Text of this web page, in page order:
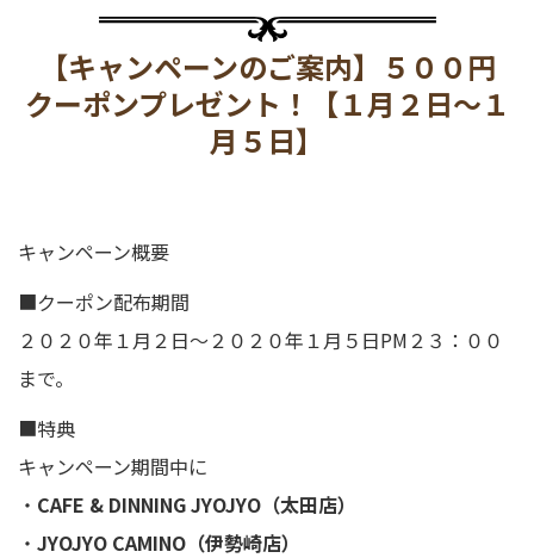
プライバシーポリシー
【キャンペーンのご案内】５００円
クーポンプレゼント！【１月２日〜１
月５日】
キャンペーン概要
■クーポン配布期間
２０２０年１月２日〜２０２０年１月５日PM２３：００
まで。
■特典
キャンペーン期間中に
・ CAFE & DINNING JYOJYO（太田店）
・ JYOJYO CAMINO（伊勢崎店）